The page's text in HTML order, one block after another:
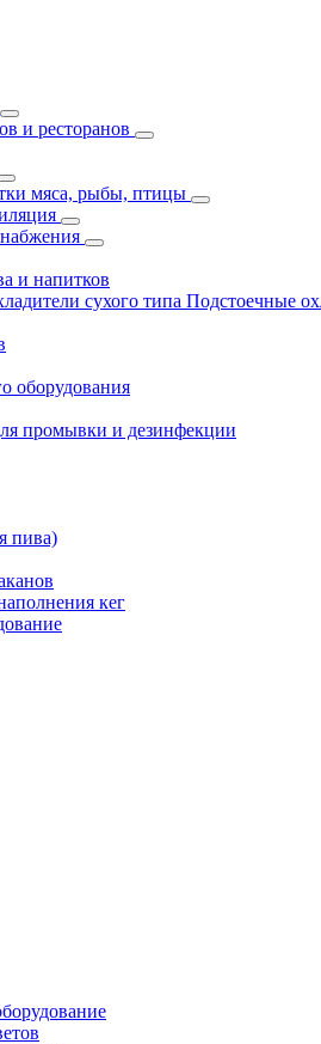
и ресторанов
мяса, рыбы, птицы
и напитков
сухого типа Подстоечные
оборудования
промывки и дезинфекции
пива)
кег